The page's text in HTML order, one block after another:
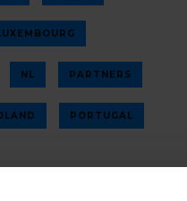
NL PARTNERS
PORTUGAL